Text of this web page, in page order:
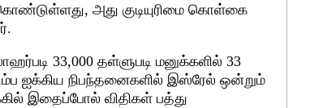
கொண்டுள்ளது, அது குடியுரிமை கொள்கை
33,000 தள்ளுபடி மனுக்களில் 33
ஐக்கிய நிபந்தனைகளில் இஸ்ரேல் ஒன்றும்
இதைப்போல் விதிகள் பத்து